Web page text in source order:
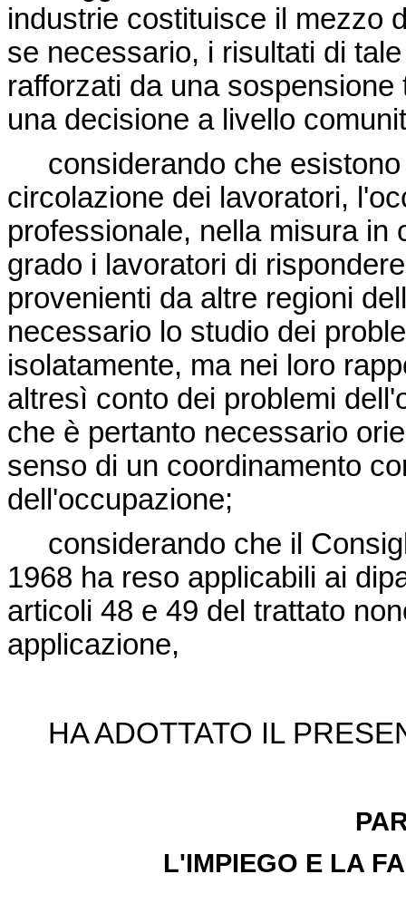
industrie costituisce il mezzo
se necessario, i risultati di
rafforzati da una
una decisione a livello
considerando che esistono
circolazione dei lavoratori,
professionale, nella misura in
grado i lavoratori di
provenienti da altre regioni
necessario lo studio dei
isolatamente, ma nei loro
altresì conto dei problemi
che è pertanto necessario
senso di un coordinamento
dell'occupazione;
considerando che il
1968 ha reso applicabili ai
articoli 48 e 49 del trattato
applicazione,
HA ADOTTATO IL
L'IMPIEGO E LA